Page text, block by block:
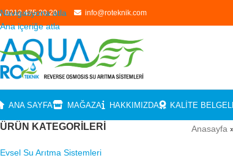
Navigasyona atla
Ana içeriğe atla
0212 475 20 20 info@roteknik.com
ANA SAYFA MAĞAZA HAKKIMIZDA KALITE
ÜRÜN KATEGORILERI
Evsel Su Arıtma Sistemleri
Anasayfa